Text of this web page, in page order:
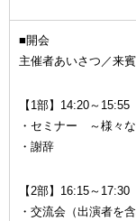
■開会
主催者あいさつ／来
【1部】14:20～15:55
・セミナー ～様々
・謝辞
【2部】16:15～17:30
・交流会（出演者を